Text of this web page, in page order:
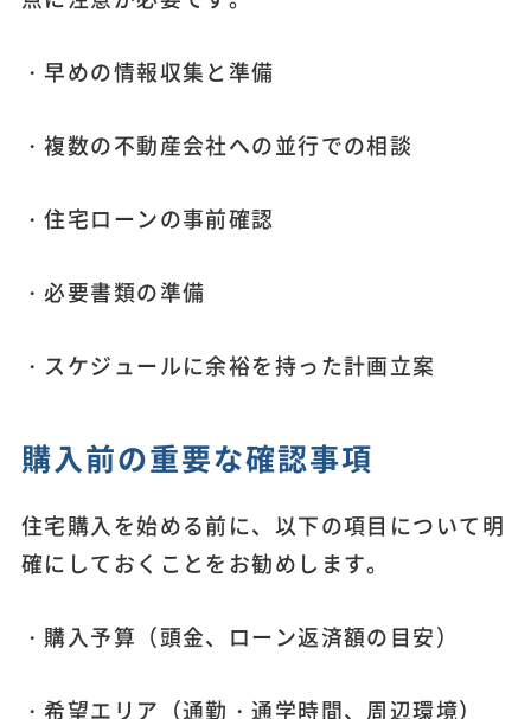
・早めの情報収集と準備
・複数の不動産会社への並行での相談
・住宅ローンの事前確認
・必要書類の準備
・スケジュールに余裕を持った計画立案
購入前の重要な確認事項
住宅購入を始める前に、以下の項目について明
確にしておくことをお勧めします。
・購入予算（頭金、ローン返済額の目安）
・希望エリア（通勤・通学時間、周辺環境）